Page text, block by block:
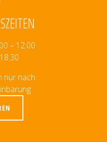
– 12:00
nur nach